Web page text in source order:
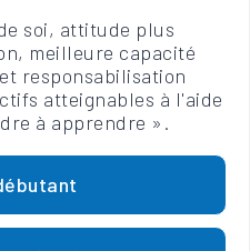
soi, attitude plus
meilleure capacité
responsabilisation
atteignables à l'aide
à apprendre ».